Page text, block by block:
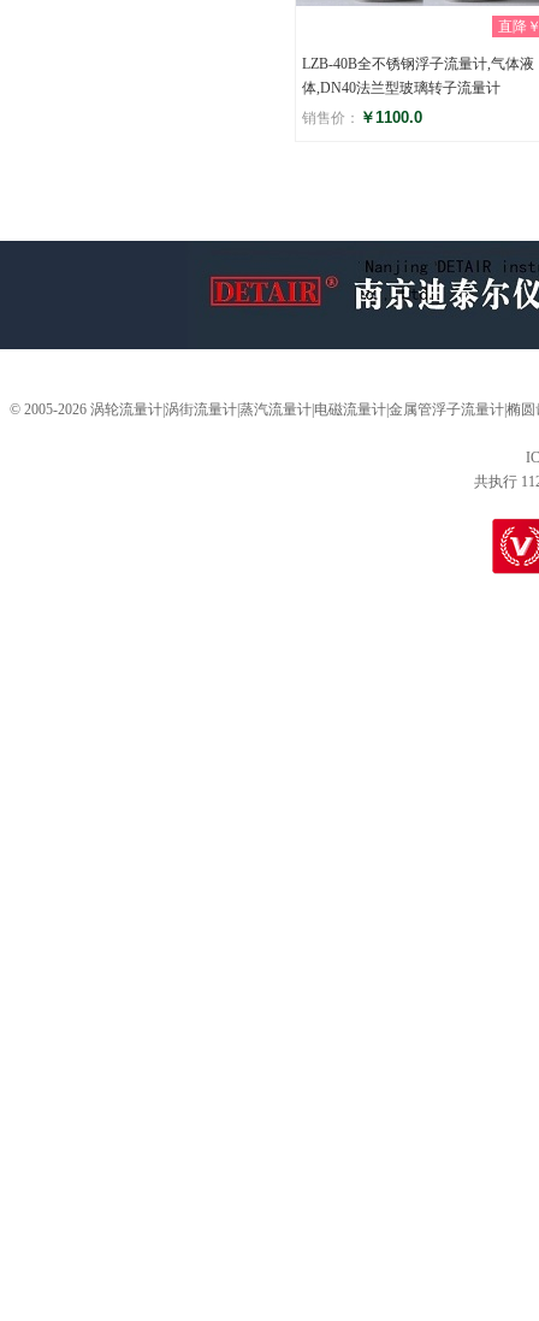
直降
LZB-40B全不锈钢浮子流量计,气体液
体,DN40法兰型玻璃转子流量计
销售价： ￥1100.0
© 2005-2026 涡轮流量计|涡街流量计|蒸汽流量计|电磁流量计|金属管浮子流量计|椭
共执行